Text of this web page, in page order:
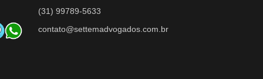
(31) 99789-5633
contato@settemadvogados.com.br